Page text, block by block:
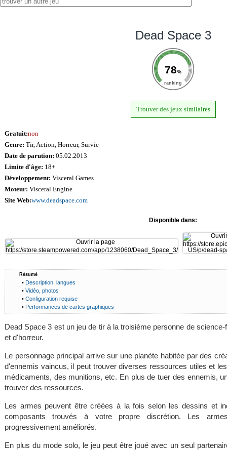
Dead Space 3
78%
ranking
Trouver des jeux similaires
Gratuit:non
Genre: Tir, Action, Horreur, Survie
Date de parution: 05.02.2013
Limite d'âge: 18+
Développement: Visceral Games
Moteur: Visceral Engine
Site Web:www.deadspace.com
Disponible dans:
Résumé
• Description, langues
•Vidéo, photos
•Configuration requise
• Performances de cartes graphiques
Dead Space 3 est un jeu de tir à la troisième personne de
et d'horreur.
Le personnage principal arrive sur une planète habitée par des
d'ennemis vaincus, il peut trouver diverses ressources utiles et
médicaments, des munitions, etc. En plus de tuer des ennemis,
trouver des ressources.
Les armes peuvent être créées à la fois selon les dessins et
composants trouvés à votre propre discrétion. Les
progressivement améliorés.
En plus du mode solo, le jeu peut être joué avec un seul